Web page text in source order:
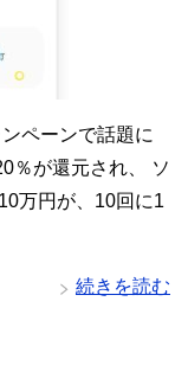
ペーンで話題に
％が還元され、 ソ
万円が、10回に1
続きを読む